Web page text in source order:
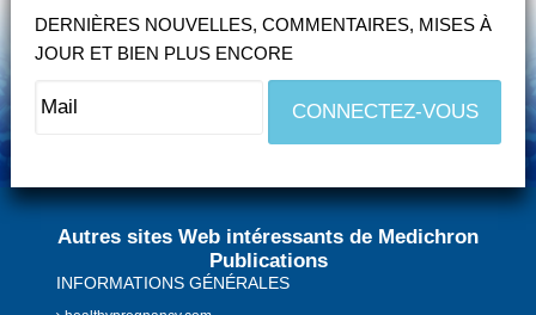
DERNIÈRES NOUVELLES, COMMENTAIRES, MISES À
JOUR ET BIEN PLUS ENCORE
Autres sites Web intéressants de Medichron
Publications
INFORMATIONS GÉNÉRALES